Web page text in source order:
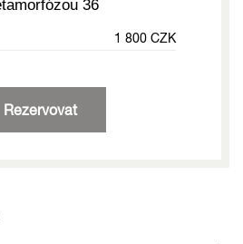
36
1 800 CZK
Rezervovat